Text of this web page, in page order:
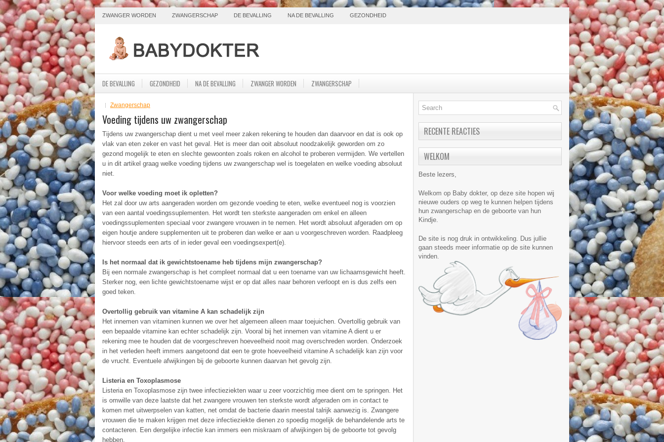
ZWANGER WORDEN ZWANGERSCHAP DE BEVALLING NA DE BEVALLING GEZONDHEID
DE BEVALLING GEZONDHEID NA DE BEVALLING ZWANGER WORDEN ZWANGERSCHAP
Zwangerschap
Voeding tijdens uw zwangerschap
Tijdens uw zwangerschap dient u met veel meer zaken rekening te houden dan daarvoor en dat is ook op
vlak van eten zeker en vast het geval. Het is meer dan ooit absoluut noodzakelijk geworden om zo
gezond mogelijk te eten en slechte gewoonten zoals roken en alcohol te proberen vermijden. We vertellen
u in dit artikel graag welke voeding tijdens uw zwangerschap wel is toegelaten en welke voeding absoluut
niet.
Voor welke voeding moet ik opletten?
Het zal door uw arts aangeraden worden om gezonde voeding te eten, welke eventueel nog is voorzien
van een aantal voedingssuplementen. Het wordt ten sterkste aangeraden om enkel en alleen
voedingssuplementen speciaal voor zwangere vrouwen in te nemen. Het wordt absoluut afgeraden om op
eigen houtje andere supplementen uit te proberen dan welke er aan u voorgeschreven worden. Raadpleeg
hiervoor steeds een arts of in ieder geval een voedingsexpert(e).
Is het normaal dat ik gewichtstoename heb tijdens mijn zwangerschap?
Bij een normale zwangerschap is het compleet normaal dat u een toename van uw lichaamsgewicht heeft.
Sterker nog, een lichte gewichtstoename wijst er op dat alles naar behoren verloopt en is dus zelfs een
goed teken.
Overtollig gebruik van vitamine A kan schadelijk zijn
Het innemen van vitaminen kunnen we over het algemeen alleen maar toejuichen. Overtollig gebruik van
een bepaalde vitamine kan echter schadelijk zijn. Vooral bij het innemen van vitamine A dient u er
rekening mee te houden dat de voorgeschreven hoeveelheid nooit mag overschreden worden. Onderzoek
in het verleden heeft immers aangetoond dat een te grote hoeveelheid vitamine A schadelijk kan zijn voor
de vrucht. Eventuele afwijkingen bij de geboorte kunnen daarvan het gevolg zijn.
Listeria en Toxoplasmose
Listeria en Toxoplasmose zijn twee infectieziekten waar u zeer voorzichtig mee dient om te springen. Het
is omwille van deze laatste dat het zwangere vrouwen ten sterkste wordt afgeraden om in contact te
komen met uitwerpselen van katten, net omdat de bacterie daarin meestal talrijk aanwezig is. Zwangere
vrouwen die te maken krijgen met deze infectieziekte dienen zo spoedig mogelijk de behandelende arts te
contacteren. Een dergelijke infectie kan immers een miskraam of afwijkingen bij de geboorte tot gevolg
hebben.
RECENTE REACTIES
WELKOM
Beste lezers,
Welkom op Baby dokter, op deze site hopen wij
nieuwe ouders op weg te kunnen helpen tijdens
hun zwangerschap en de geboorte van hun
Kindje.
De site is nog druk in ontwikkeling. Dus jullie
gaan steeds meer informatie op de site kunnen
vinden.